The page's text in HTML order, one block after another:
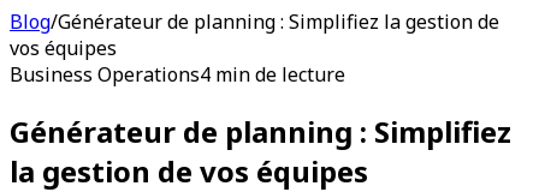
Blog/Générateur de planning : Simplifiez la gestion de
vos équipes
Business Operations4 min de lecture
Générateur de planning : Simplifiez
la gestion de vos équipes